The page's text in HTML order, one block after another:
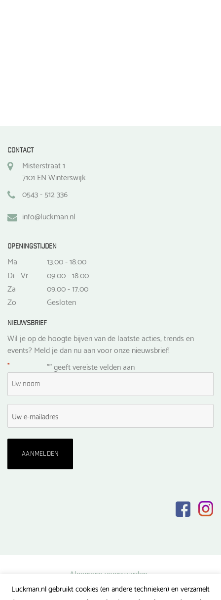
CONTACT
Misterstraat 1
7101 EN Winterswijk
0543 - 512 336
info@luckman.nl
OPENINGSTIJDEN
Ma
13.00 - 18.00
Di - Vr
09.00 - 18.00
Za
09.00 - 17.00
Zo
Gesloten
NIEUWSBRIEF
Wil je op de hoogte bijven van de laatste acties, trends en
events? Meld je dan nu aan voor onze nieuwsbrief!
"
* " geeft vereiste velden aan
Algemene voorwaarden
Privacy verklaring
Luckman.nl gebruikt cookies (en andere technieken) en verzamelt